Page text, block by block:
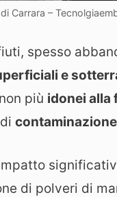
Carrara –
spesso
e
più idonei alla
di polveri di